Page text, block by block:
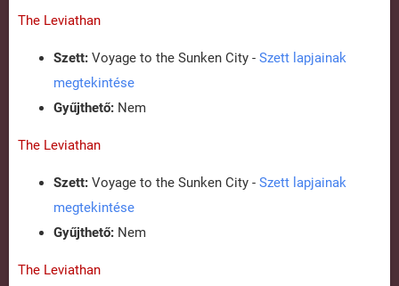
The Leviathan
Szett: Voyage to the Sunken City - Szett lapjainak
megtekintése
Gyűjthető: Nem
The Leviathan
Szett: Voyage to the Sunken City - Szett lapjainak
megtekintése
Gyűjthető: Nem
The Leviathan